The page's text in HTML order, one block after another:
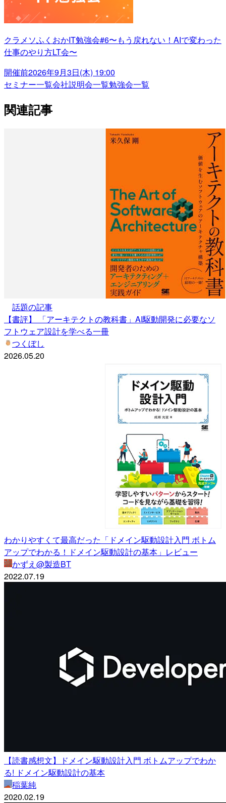
クラメソふくおかIT勉強会#6〜もう戻れない！AIで変わった
仕事のやり方LT会〜
開催前2026年9月3日(木) 19:00
セミナー一覧会社説明会一覧勉強会一覧
関連記事
話題の記事
【書評】 「アーキテクトの教科書」AI駆動開発に必要なソ
フトウェア設計を学べる一冊
つくぼし
2026.05.20
わかりやすくて最高だった「ドメイン駆動設計入門 ボトム
アップでわかる！ドメイン駆動設計の基本」レビュー
かずえ@製造BT
2022.07.19
【読書感想文】ドメイン駆動設計入門 ボトムアップでわか
る! ドメイン駆動設計の基本
稲葉純
2020.02.19